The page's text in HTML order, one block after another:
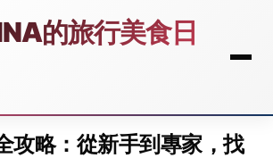
的旅行美食日
攻略：從新手到專家，找